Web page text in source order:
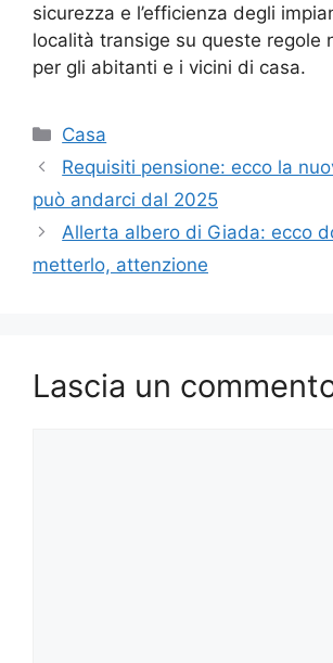
sicurezza e l’efficienza degli
località transige su queste regole
per gli abitanti e i vicini di casa.
Categorie
Casa
Requisiti pensione: ecco la
può andarci dal 2025
Allerta albero di Giada: ecco
metterlo, attenzione
Lascia un